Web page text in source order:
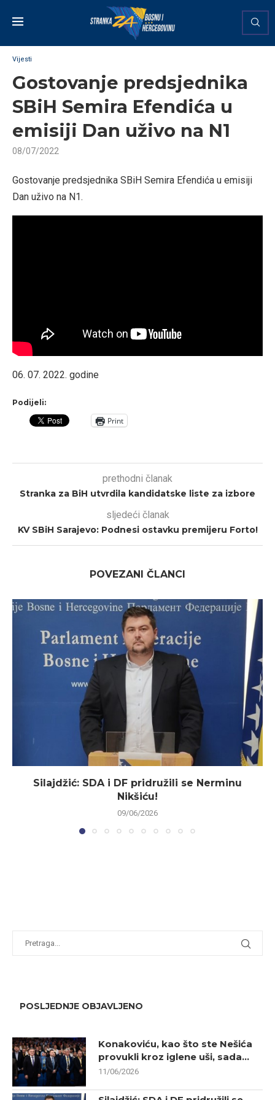
Vijesti
Gostovanje predsjednika
SBiH Semira Efendića u
emisiji Dan uživo na N1
08/07/2022
Gostovanje predsjednika SBiH Semira Efendića u emisiji
Dan uživo na N1.
06. 07. 2022. godine
Podijeli:
Print
prethodni članak
Stranka za BiH utvrdila kandidatske liste za izbore
sljedeći članak
KV SBiH Sarajevo: Podnesi ostavku premijeru Forto!
POVEZANI ČLANCI
Silajdžić: SDA i DF pridružili se Nerminu
Nikšiću!
09/06/2026
POSLJEDNJE OBJAVLJENO
Konakoviću, kao što ste Nešića
provukli kroz iglene uši, sada...
11/06/2026